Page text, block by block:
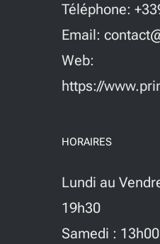
Téléphone:
Email:
Web:
https://
HORAIRES
Lundi au
19h30
Samedi :